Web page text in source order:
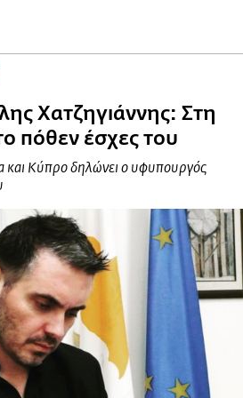
Χατζηγιάννης: Στη
πόθεν έσχες του
και Κύπρο δηλώνει ο υφυπουργός